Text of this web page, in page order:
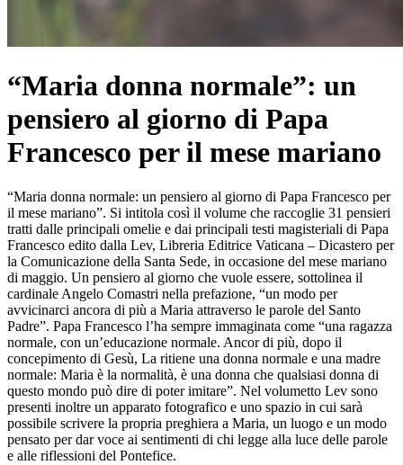
“Maria donna normale”: un
pensiero al giorno di Papa
Francesco per il mese mariano
“Maria donna normale: un pensiero al giorno di Papa Francesco per
il mese mariano”. Si intitola così il volume che raccoglie 31 pensieri
tratti dalle principali omelie e dai principali testi magisteriali di Papa
Francesco edito dalla Lev, Libreria Editrice Vaticana – Dicastero per
la Comunicazione della Santa Sede, in occasione del mese mariano
di maggio. Un pensiero al giorno che vuole essere, sottolinea il
cardinale Angelo Comastri nella prefazione, “un modo per
avvicinarci ancora di più a Maria attraverso le parole del Santo
Padre”. Papa Francesco l’ha sempre immaginata come “una ragazza
normale, con un’educazione normale. Ancor di più, dopo il
concepimento di Gesù, La ritiene una donna normale e una madre
normale: Maria è la normalità, è una donna che qualsiasi donna di
questo mondo può dire di poter imitare”. Nel volumetto Lev sono
presenti inoltre un apparato fotografico e uno spazio in cui sarà
possibile scrivere la propria preghiera a Maria, un luogo e un modo
pensato per dar voce ai sentimenti di chi legge alla luce delle parole
e alle riflessioni del Pontefice.